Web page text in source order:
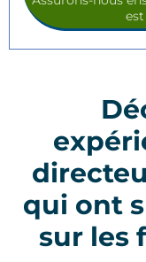
qui ont
sur les